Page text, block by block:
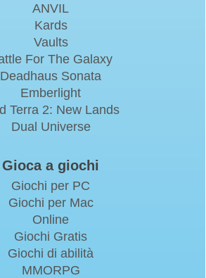
ANVIL
Kards
Vaults
For The Galaxy
Deadhaus Sonata
Emberlight
Terra 2: New Lands
Dual Universe
Gioca a giochi
Giochi per PC
Giochi per Mac
Online
Giochi Gratis
Giochi di abilità
MMORPG